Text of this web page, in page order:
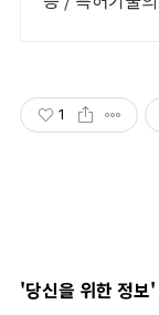
1
'당신을 위한 정보'